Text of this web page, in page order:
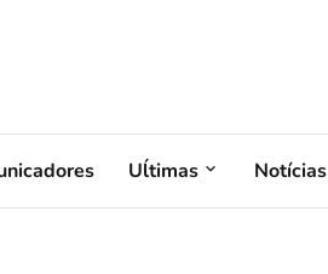
Uĺtimas Notícias